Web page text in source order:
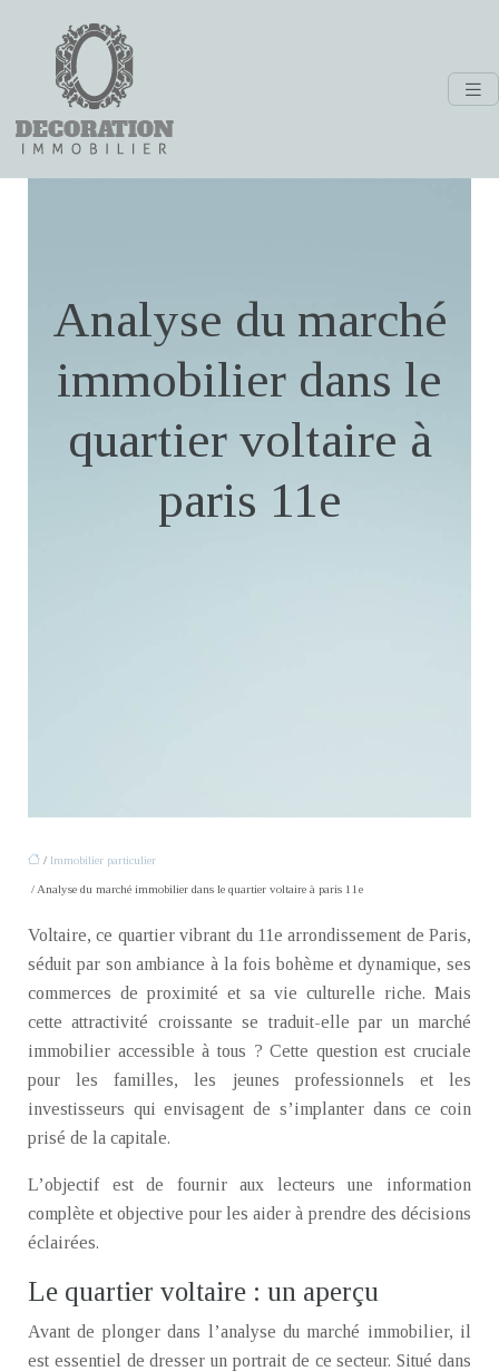
Analyse du marché
immobilier dans le
quartier voltaire à
paris 11e
/ Immobilier particulier
/ Analyse du marché immobilier dans le quartier voltaire à paris 11e
Voltaire, ce quartier vibrant du 11e arrondissement de Paris,
séduit par son ambiance à la fois bohème et dynamique, ses
commerces de proximité et sa vie culturelle riche. Mais
cette attractivité croissante se traduit-elle par un marché
immobilier accessible à tous ? Cette question est cruciale
pour les familles, les jeunes professionnels et les
investisseurs qui envisagent de s’implanter dans ce coin
prisé de la capitale.
L’objectif est de fournir aux lecteurs une information
complète et objective pour les aider à prendre des décisions
éclairées.
Le quartier voltaire : un aperçu
Avant de plonger dans l’analyse du marché immobilier, il
est essentiel de dresser un portrait de ce secteur. Situé dans